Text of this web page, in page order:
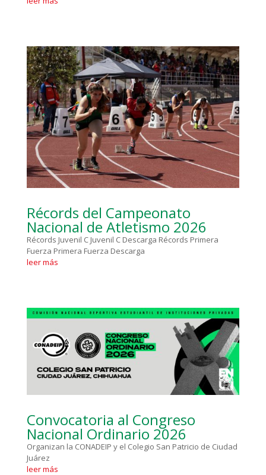
Récords del Campeonato
Nacional de Atletismo 2026
Récords Juvenil C Juvenil C Descarga Récords Primera
Fuerza Primera Fuerza Descarga
leer más
Convocatoria al Congreso
Nacional Ordinario 2026
Organizan la CONADEIP y el Colegio San Patricio de Ciudad
Juárez
leer más